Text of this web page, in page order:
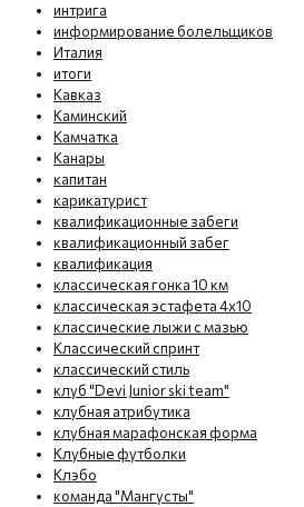
интрига
информирование болельщиков
Италия
итоги
Кавказ
Каминский
Камчатка
Канары
капитан
карикатурист
квалификационные забеги
квалификационный забег
квалификация
классическая гонка 10 км
классическая эстафета 4х10
классические лыжи с мазью
Классический спринт
классический стиль
клуб "Devi Junior ski team"
клубная атрибутика
клубная марафонская форма
Клубные футболки
Клэбо
команда "Мангусты"